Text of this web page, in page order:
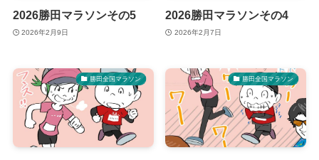
2026勝田マラソンその5
2026年2月9日
2026勝田マラソンその4
2026年2月7日
勝田全国マラソン 勝田全国マラソン